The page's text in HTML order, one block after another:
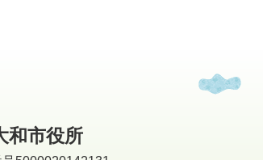
和市役所